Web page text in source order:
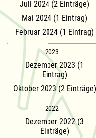
Juli 2024 (2 Einträge)
Mai 2024 (1 Eintrag)
Februar 2024 (1 Eintrag)
2023
Dezember 2023 (1
Eintrag)
Oktober 2023 (2 Einträge)
2022
Dezember 2022 (3
Einträge)